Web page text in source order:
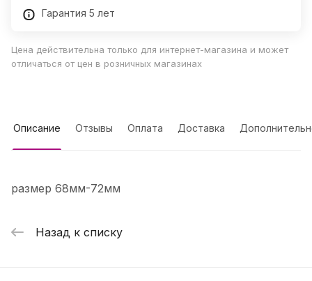
Гарантия 5 лет
Цена действительна только для интернет-магазина и может
отличаться от цен в розничных магазинах
Описание Отзывы Оплата Доставка
размер 68мм-72мм
Назад к списку